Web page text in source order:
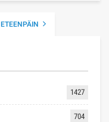
ETEENPÄIN
1427
704